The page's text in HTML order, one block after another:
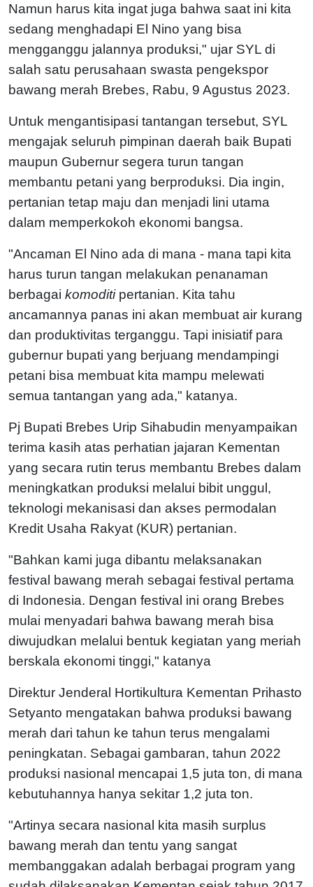
Namun harus kita ingat juga bahwa saat ini kita
sedang menghadapi El Nino yang bisa
mengganggu jalannya produksi," ujar SYL di
salah satu perusahaan swasta pengekspor
bawang merah Brebes, Rabu, 9 Agustus 2023.
Untuk mengantisipasi tantangan tersebut, SYL
mengajak seluruh pimpinan daerah baik Bupati
maupun Gubernur segera turun tangan
membantu petani yang berproduksi. Dia ingin,
pertanian tetap maju dan menjadi lini utama
dalam memperkokoh ekonomi bangsa.
"Ancaman El Nino ada di mana - mana tapi kita
harus turun tangan melakukan penanaman
berbagai komoditipertanian. Kita tahu
ancamannya panas ini akan membuat air kurang
dan produktivitas terganggu. Tapi inisiatif para
gubernur bupati yang berjuang mendampingi
petani bisa membuat kita mampu melewati
semua tantangan yang ada," katanya.
Pj Bupati Brebes Urip Sihabudin menyampaikan
terima kasih atas perhatian jajaran Kementan
yang secara rutin terus membantu Brebes dalam
meningkatkan produksi melalui bibit unggul,
teknologi mekanisasi dan akses permodalan
Kredit Usaha Rakyat (KUR) pertanian.
"Bahkan kami juga dibantu melaksanakan
festival bawang merah sebagai festival pertama
di Indonesia. Dengan festival ini orang Brebes
mulai menyadari bahwa bawang merah bisa
diwujudkan melalui bentuk kegiatan yang meriah
berskala ekonomi tinggi," katanya
Direktur Jenderal Hortikultura Kementan Prihasto
Setyanto mengatakan bahwa produksi bawang
merah dari tahun ke tahun terus mengalami
peningkatan. Sebagai gambaran, tahun 2022
produksi nasional mencapai 1,5 juta ton, di mana
kebutuhannya hanya sekitar 1,2 juta ton.
"Artinya secara nasional kita masih surplus
bawang merah dan tentu yang sangat
membanggakan adalah berbagai program yang